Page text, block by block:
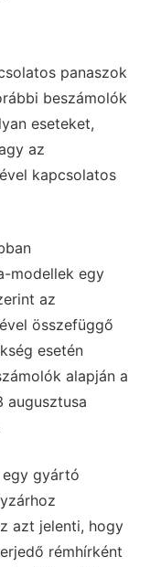
panaszok
beszámolók
eseteket,
az
kapcsolatos
modellek egy
az
összefüggő
esetén
alapján a
augusztusa
egy gyártó
azt jelenti, hogy
rémhírként